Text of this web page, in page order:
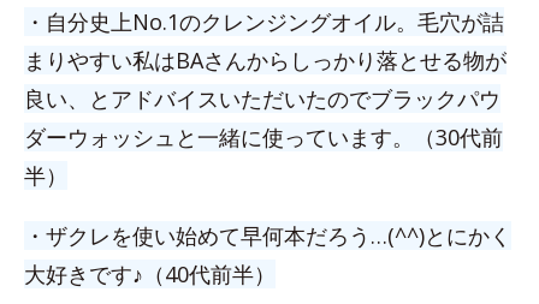
・自分史上No.1のクレンジングオイル。毛穴が詰
まりやすい私はBAさんからしっかり落とせる物が
良い、とアドバイスいただいたのでブラックパウ
ダーウォッシュと一緒に使っています。（30代前
半）
・ザクレを使い始めて早何本だろう…(^^)とにかく
大好きです♪（40代前半）